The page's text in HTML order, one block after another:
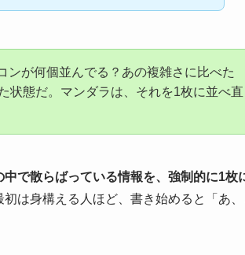
ンが何個並んでる？あの複雑さに比べた
状態だ。マンダラは、それを1枚に並べ直
中で散らばっている情報を、強制的に1枚
は身構える人ほど、書き始めると「あ